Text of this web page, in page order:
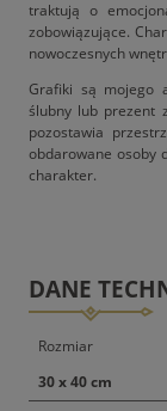
traktują o
zobowiązujące.
nowoczesnych
Grafiki są mojego
ślubny lub prezent
pozostawia
obdarowane osoby
charakter.
DANE
Rozmiar
30 x 40 cm